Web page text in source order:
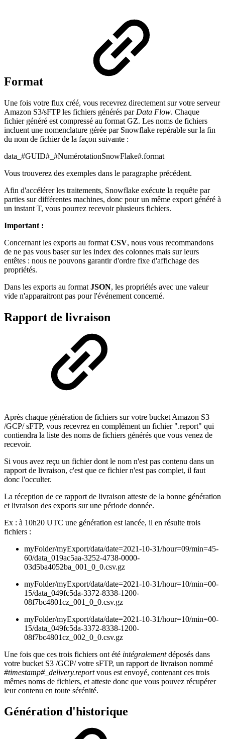
Format
Une fois votre flux créé, vous recevrez directement sur votre serveur
Amazon S3/sFTP les fichiers générés par Data Flow. Chaque
fichier généré est compressé au format GZ. Les noms de fichiers
incluent une nomenclature gérée par Snowflake repérable sur la fin
du nom de fichier de la façon suivante :
data_#GUID#_#NumérotationSnowFlake#.format
Vous trouverez des exemples dans le paragraphe précédent.
Afin d'accélérer les traitements, Snowflake exécute la requête par
parties sur différentes machines, donc pour un même export généré à
un instant T, vous pourrez recevoir plusieurs fichiers.
Important :
Concernant les exports au format CSV, nous vous recommandons
de ne pas vous baser sur les index des colonnes mais sur leurs
entêtes : nous ne pouvons garantir d'ordre fixe d'affichage des
propriétés.
Dans les exports au format JSON, les propriétés avec une valeur
vide n'apparaitront pas pour l'événement concerné.
Rapport de livraison
Après chaque génération de fichiers sur votre bucket Amazon S3
/GCP/ sFTP, vous recevrez en complément un fichier ".report" qui
contiendra la liste des noms de fichiers générés que vous venez de
recevoir.
Si vous avez reçu un fichier dont le nom n'est pas contenu dans un
rapport de livraison, c'est que ce fichier n'est pas complet, il faut
donc l'occulter.
La réception de ce rapport de livraison atteste de la bonne génération
et livraison des exports sur une période donnée.
Ex : à 10h20 UTC une génération est lancée, il en résulte trois
fichiers :
myFolder/myExport/data/date=2021-10-31/hour=09/min=45-
60/data_019ac5aa-3252-4738-0000-
03d5ba4052ba_001_0_0.csv.gz
myFolder/myExport/data/date=2021-10-31/hour=10/min=00-
15/data_049fc5da-3372-8338-1200-
08f7bc4801cz_001_0_0.csv.gz
myFolder/myExport/data/date=2021-10-31/hour=10/min=00-
15/data_049fc5da-3372-8338-1200-
08f7bc4801cz_002_0_0.csv.gz
Une fois que ces trois fichiers ont été intégralementdéposés dans
votre bucket S3 /GCP/ votre sFTP, un rapport de livraison nommé
#timestamp#_delivery.reportvous est envoyé, contenant ces trois
mêmes noms de fichiers, et atteste donc que vous pouvez récupérer
leur contenu en toute sérénité.
Génération d'historique